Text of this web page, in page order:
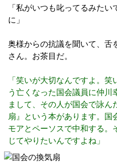
「私がいつも叱ってるみた
に」
奥様からの抗議を聞いて、舌
さん。お茶目だ。
「笑いが大切なんですよ。
う亡くなった国会議員に仲川
まして、その人が国会で詠
扇』という本があります。国
モアとペーソスで中和する。
じてやりたいんですよね」